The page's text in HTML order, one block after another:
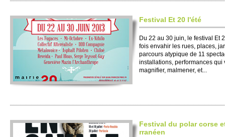
Festi­val Et 20 l'été
Du 22 au 30 juin, le festi­val Et
fois envahir les rues, places,
parcours aty­pique de 11
installati­ons, performances qui
magnifier, malmener, et...
Festi­val du polar corse
rranéen